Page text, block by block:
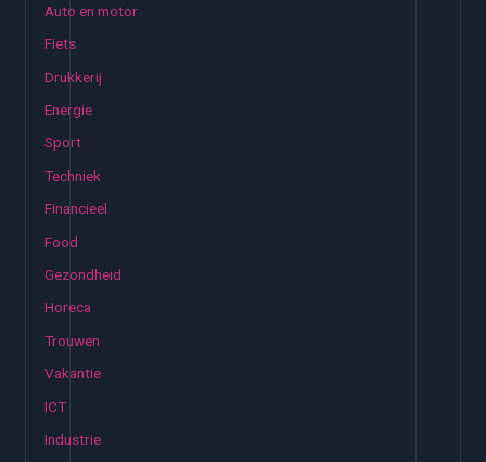
Auto en motor
Fiets
Drukkerij
Energie
Sport
Techniek
Financieel
Food
Gezondheid
Horeca
Trouwen
Vakantie
ICT
Industrie